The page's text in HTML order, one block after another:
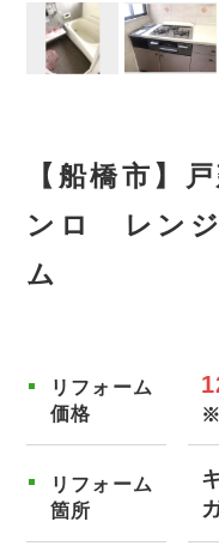
【船橋市
ンロ レン
ム
リフォーム
価格
※
リフォーム
箇所